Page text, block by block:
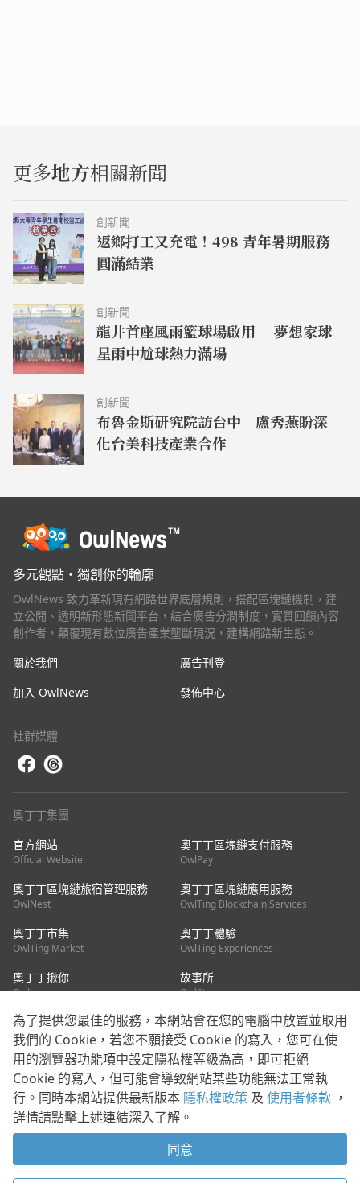
更多地方相關新聞
創新聞
返鄉打工又充電！498 青年暑期服務
圓滿結業
創新聞
龍井首座風雨籃球場啟用 夢想家球
星雨中尬球熱力滿場
創新聞
布魯金斯研究院訪台中 盧秀燕盼深
化台美科技產業合作
多元觀點・獨創你的輪廓
OwlNews 致力革新現有網路世界底層規則，搭配區塊鏈機制，建
立公開、透明新形態新聞平台，結合廣告分潤制度，實質回饋內容
創作者，顛覆現有數位廣告產業壟斷現況，建構網路新生態。
關於我們
廣告刊登
加入 OwlNews
發佈中心
社群媒體
奧丁丁集團
官方網站
Official Website
奧丁丁區塊鏈支付服務
OwlPay
奧丁丁區塊鏈旅宿管理服務
OwlNest
奧丁丁區塊鏈應用服務
OwlTing Blockchain Services
奧丁丁市集
OwlTing Market
奧丁丁體驗
OwlTing Experiences
奧丁丁揪你
OwlJourney
故事所
OwlStay
聯絡我們
客服信箱：mediapartner@owlting.com
服務信箱 / 廣告洽詢：info_owlnews@owlting.com
媒體合作 / 新聞稿提供：mediapartner@owlting.com
為了提供您最佳的服務，本網站會在您的電腦中放置並取用
我們的 Cookie，若您不願接受 Cookie 的寫入，您可在使
用的瀏覽器功能項中設定隱私權等級為高，即可拒絕
Cookie 的寫入，但可能會導致網站某些功能無法正常執
行。同時本網站提供最新版本 隱私權政策 及 使用者條款 ，
詳情請點擊上述連結深入了解。
同意